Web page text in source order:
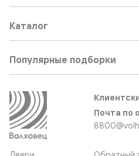
Каталог
Популярные подборки
Почта по